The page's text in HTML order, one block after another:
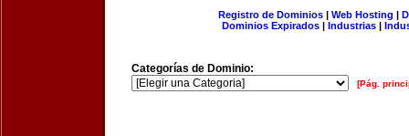
Registro de Dominios| Web Hosting |
Dominios Expirados | Industrias |
Categorías de Dominio:
[Pág.